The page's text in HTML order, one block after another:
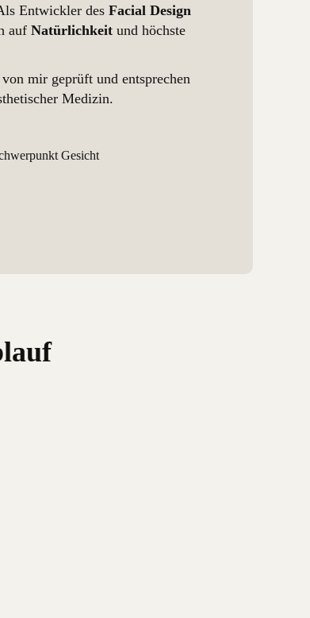
Entwickler desFacial Design
aufNatürlichkeit und höchste
mir geprüft und entsprechen
Medizin.
Gesicht